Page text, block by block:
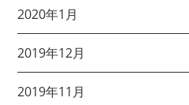
2020年1月
2019年12月
2019年11月